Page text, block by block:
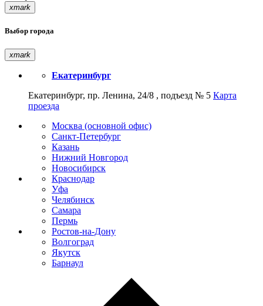
xmark
Выбор города
xmark
Екатеринбург
Екатеринбург, пр. Ленина, 24/8 , подъезд № 5 Карта
проезда
Москва (основной офис)
Санкт-Петербург
Казань
Нижний Новгород
Новосибирск
Краснодар
Уфа
Челябинск
Самара
Пермь
Ростов-на-Дону
Волгоград
Якутск
Барнаул